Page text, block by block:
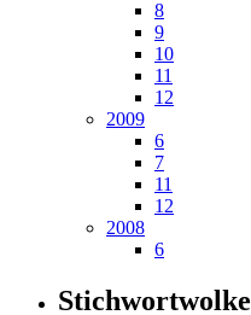
8
9
10
11
12
2009
6
7
11
12
2008
6
Stichwortwolke